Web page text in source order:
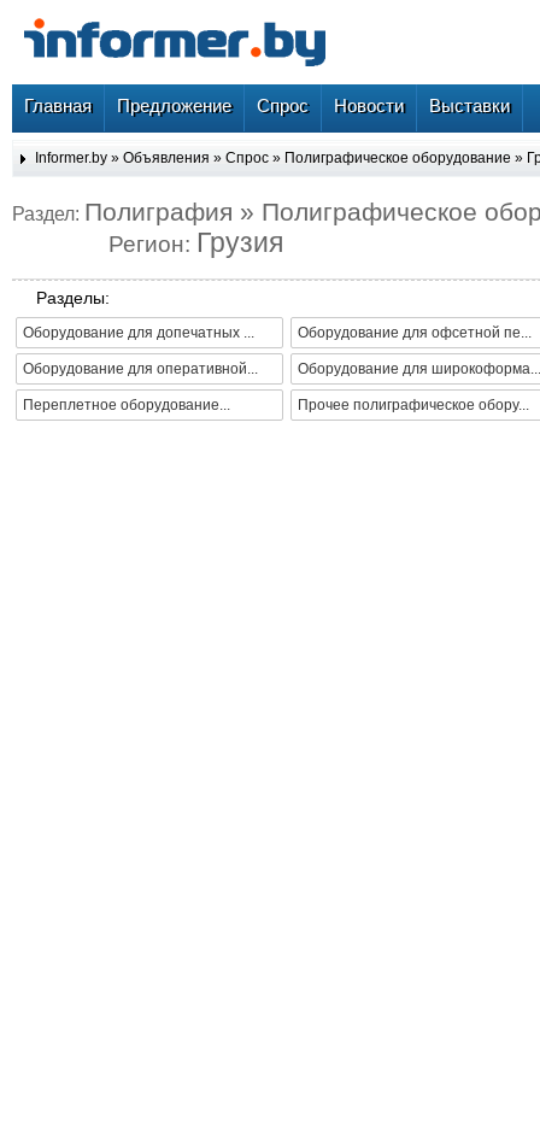
Главная Предложение Спрос Новости Выставки
Informer.by » Объявления » Спрос » Полиграфическое оборудование »
Раздел: Полиграфия » Полиграфическое
Регион: Грузия
Разделы:
Оборудование для допечатных ... Оборудование для офсетной пе...
Оборудование для оперативной... Оборудование для широкоформа...
Переплетное оборудование... Прочее полиграфическое обору...